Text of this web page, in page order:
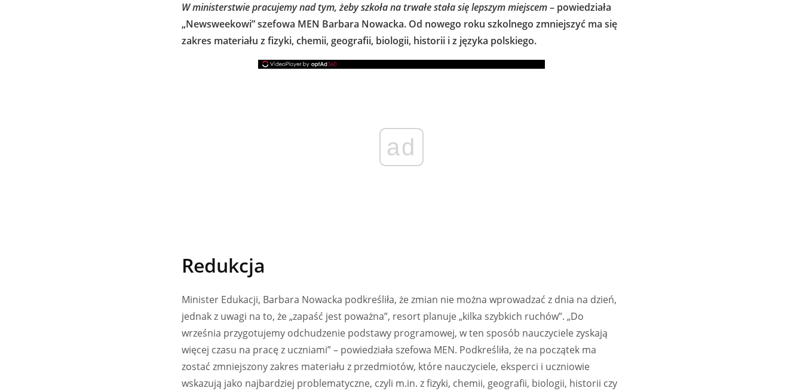
W ministerstwie pracujemy nad tym, żeby szkoła na trwałe stała się lepszym miejscem– powiedziała
„Newsweekowi” szefowa MEN Barbara Nowacka. Od nowego roku szkolnego zmniejszyć ma się
zakres materiału z fizyki, chemii, geografii, biologii, historii i z języka polskiego.
ad
Redukcja
Minister Edukacji, Barbara Nowacka podkreśliła, że zmian nie można wprowadzać z dnia na dzień,
jednak z uwagi na to, że „zapaść jest poważna”, resort planuje „kilka szybkich ruchów”. „Do
września przygotujemy odchudzenie podstawy programowej, w ten sposób nauczyciele zyskają
więcej czasu na pracę z uczniami” – powiedziała szefowa MEN. Podkreśliła, że na początek ma
zostać zmniejszony zakres materiału z przedmiotów, które nauczyciele, eksperci i uczniowie
wskazują jako najbardziej problematyczne, czyli m.in. z fizyki, chemii, geografii, biologii, historii czy